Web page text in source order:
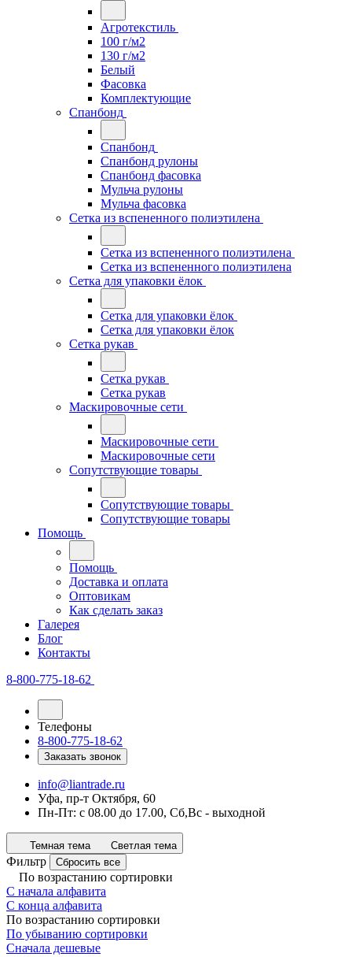
Агротекстиль
100 г/м2
130 г/м2
Белый
Фасовка
Комплектующие
Спанбонд
Спанбонд
Спанбонд рулоны
Спанбонд фасовка
Мульча рулоны
Мульча фасовка
Сетка из вспененного полиэтилена
Сетка из вспененного полиэтилена
Сетка из вспененного полиэтилена
Сетка для упаковки ёлок
Сетка для упаковки ёлок
Сетка для упаковки ёлок
Сетка рукав
Сетка рукав
Сетка рукав
Маскировочные сети
Маскировочные сети
Маскировочные сети
Сопутствующие товары
Сопутствующие товары
Сопутствующие товары
Помощь
Помощь
Доставка и оплата
Оптовикам
Как сделать заказ
Галерея
Блог
Контакты
8-800-775-18-62
Телефоны
8-800-775-18-62
Заказать звонок
info@liantrade.ru
Уфа, пр-т Октября, 60
Пн-Пт: c 08.00 до 17.00, Cб,Вс - выходной
Темная тема Светлая тема
Фильтр Сбросить все
По возрастанию сортировки
С начала алфавита
С конца алфавита
По возрастанию сортировки
По убыванию сортировки
Сначала дешевые